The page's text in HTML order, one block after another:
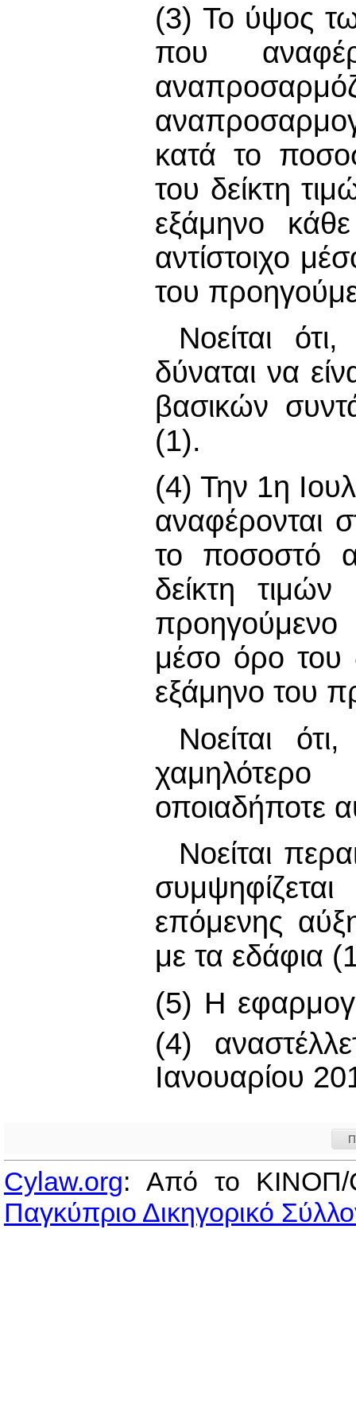
(3) Το ύψος
που
κατά το
του δείκτη
εξάμηνο
αντίστοιχο
του
Νοείται
δύναται να
βασικών
(1).
(4) Την 1η
αναφέρονται
το ποσοστό
δείκτη
μέσο όρο του
εξάμηνο του
Νοείται
οποιαδήποτε
Νοείται
επόμενης
με τα εδάφια
(5) Η
(4)
Ιανουαρίου
Cylaw.org: Από το
Παγκύπριο Δικηγορικό